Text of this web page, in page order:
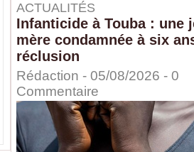
ACTUALITÉS
Infanticide à Touba : une
mère condamnée à six
réclusion
Rédaction - 05/08/2026 - 0
Commentaire